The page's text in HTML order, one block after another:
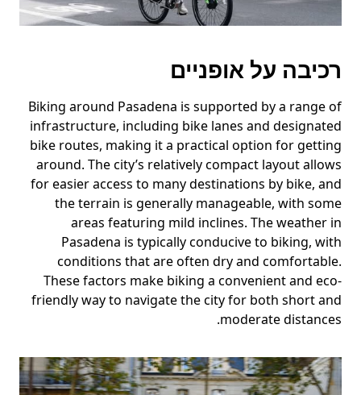
רכיבה על אופניים
Biking around Pasadena is supported by a range of
infrastructure, including bike lanes and designated
bike routes, making it a practical option for getting
around. The city’s relatively compact layout allows
for easier access to many destinations by bike, and
the terrain is generally manageable, with some
areas featuring mild inclines. The weather in
Pasadena is typically conducive to biking, with
conditions that are often dry and comfortable.
These factors make biking a convenient and eco-
friendly way to navigate the city for both short and
moderate distances.